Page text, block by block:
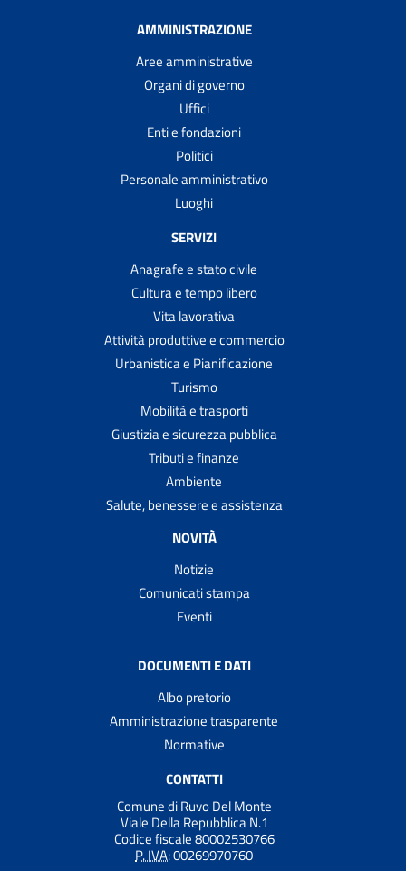
AMMINISTRAZIONE
Aree amministrative
Organi di governo
Uffici
Enti e fondazioni
Politici
Personale amministrativo
Luoghi
SERVIZI
Anagrafe e stato civile
Cultura e tempo libero
Vita lavorativa
Attività produttive e commercio
Urbanistica e Pianificazione
Turismo
Mobilità e trasporti
Giustizia e sicurezza pubblica
Tributi e finanze
Ambiente
Salute, benessere e assistenza
NOVITÀ
Notizie
Comunicati stampa
Eventi
DOCUMENTI E DATI
Albo pretorio
Amministrazione trasparente
Normative
CONTATTI
Comune di Ruvo Del Monte
Viale Della Repubblica N.1
Codice fiscale 80002530766
P. IVA:00269970760